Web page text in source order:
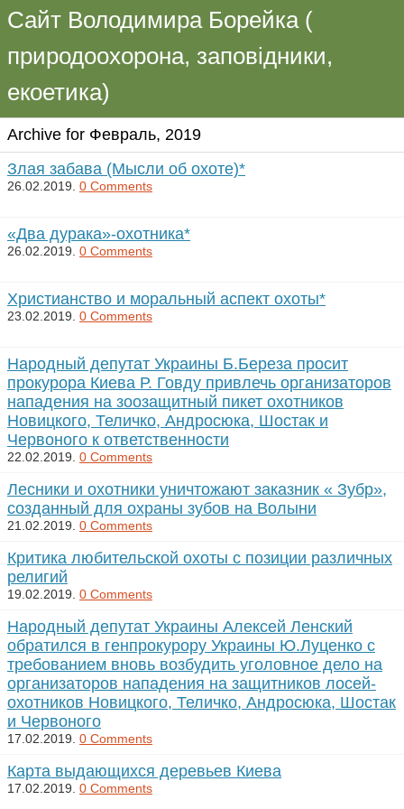
Сайт Володимира Борейка (
природоохорона, заповідники,
екоетика)
Archive for Февраль, 2019
З­лая за­ба­ва (Мыс­ли об охо­те)*
26.02.2019. 0 Comments
«Д­ва ду­ра­ка»-охотника*
26.02.2019. 0 Comments
Х­рис­ти­ан­с­т­во и мо­раль­ный аспект охо­ты*
23.02.2019. 0 Comments
Народный депутат Украины Б.Береза просит
прокурора Киева Р. Говду привлечь организаторов
нападения на зоозащитный пикет охотников
Новицкого, Теличко, Андросюка, Шостак и
Червоного к ответственности
22.02.2019. 0 Comments
Лесники и охотники уничтожают заказник « Зубр»,
созданный для охраны зубов на Волыни
21.02.2019. 0 Comments
К­ри­ти­ка лю­би­тельс­кой охо­ты с по­зи­ции раз­лич­ных
ре­ли­гий
19.02.2019. 0 Comments
Народный депутат Украины Алексей Ленский
обратился в генпрокурору Украины Ю.Луценко с
требованием вновь возбудить уголовное дело на
организаторов нападения на защитников лосей-
охотников Новицкого, Теличко, Андросюка, Шостак
и Червоного
17.02.2019. 0 Comments
Карта выдающихся деревьев Киева
17.02.2019. 0 Comments